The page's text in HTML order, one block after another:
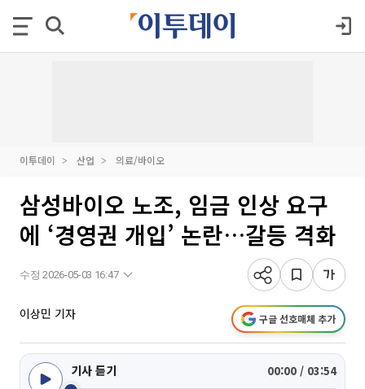
이투데이 산업 의료/바이오
삼성바이오 노조, 임금 인상 요구
에 ‘경영권 개입’ 논란…갈등 격화
수정 2026-05-03 16:47
이상민 기자 구글 선호매체 추가
기사 듣기 00:00 / 03:54